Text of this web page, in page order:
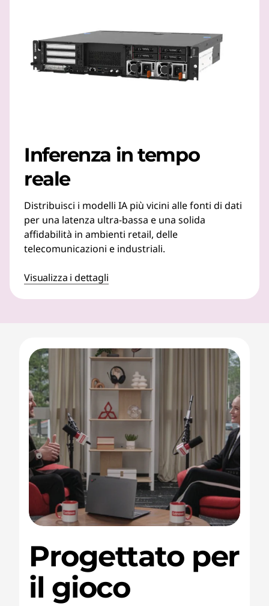
Inferenza in tempo
reale
Distribuisci i modelli IA più vicini alle fonti di dati
per una latenza ultra-bassa e una solida
affidabilità in ambienti retail, delle
telecomunicazioni e industriali.
Visualizza i dettagli
Progettato per
il gioco